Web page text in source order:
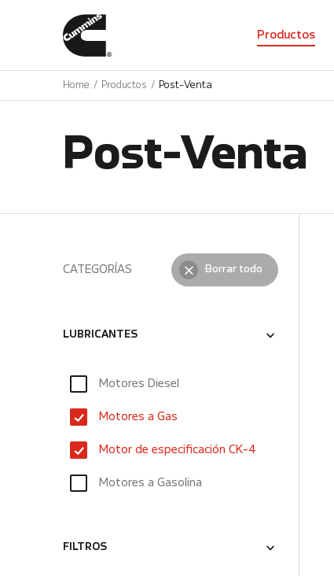
Productos
Home Productos Post-Venta
Post-Venta
CATEGORÍAS Borrar todo
LUBRICANTES
Motores Diesel
Motores a Gas
Motor de especificación CK-4
Motores a Gasolina
FILTROS